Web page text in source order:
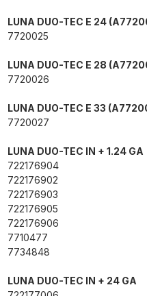
LUNA DUO-TEC E 24
7720025
LUNA DUO-TEC E 28
7720026
LUNA DUO-TEC E 33
7720027
LUNA DUO-TEC IN + 1.24 GA
722176904
722176902
722176903
722176905
722176906
7710477
7734848
LUNA DUO-TEC IN + 24 GA